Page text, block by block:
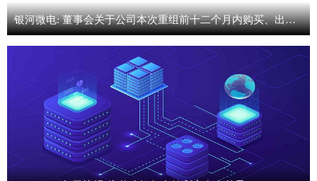
银河微电: 董事会关于公司本次重组前十二个月内购买、出售资产情况的说明|热讯